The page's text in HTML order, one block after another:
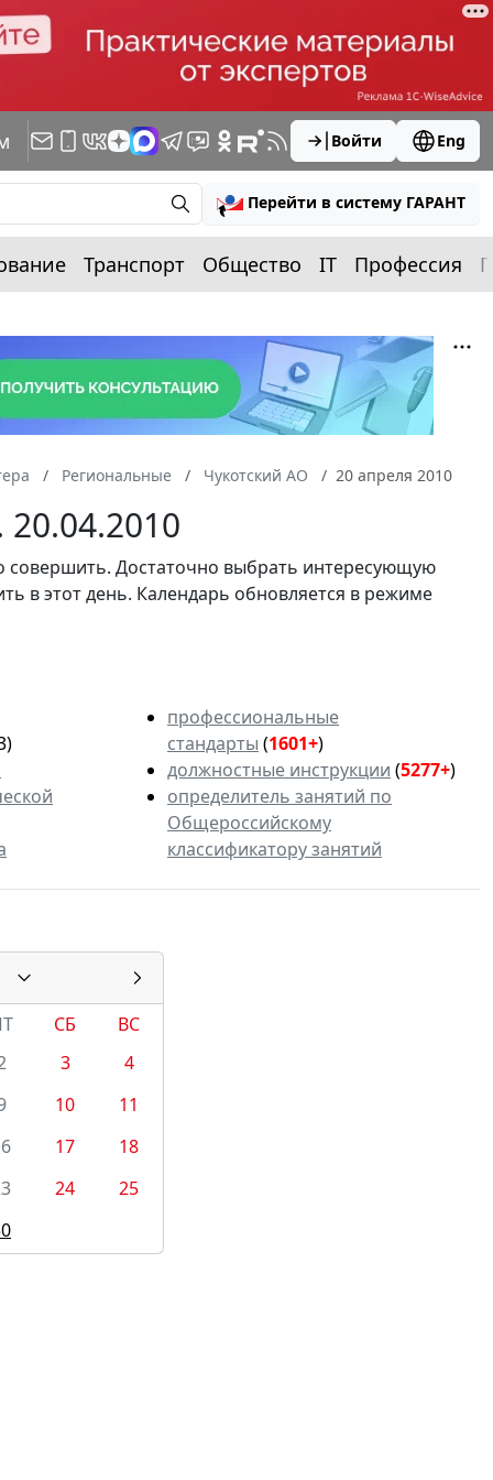
Войти Eng
Перейти в систему ГАРАНТ
Транспорт Общество IT Профессия
Региональные Чукотский АО 20 апреля 2010
совершить. Достаточно выбрать интересующую
в этот день. Календарь обновляется в режиме
профессиональные
стандарты (1601+)
должностные инструкции (5277+)
определитель занятий по
Общероссийскому
классификатору занятий
СБ
ВС
3
4
10
11
17
18
24
25